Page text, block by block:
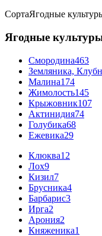
СортаЯгодные
Ягодные
Смородина463
Земляника,
Малина174
Жимолость145
Крыжовник107
Актинидия74
Голубика68
Ежевика29
Клюква12
Лох9
Кизил7
Брусника4
Барбарис3
Ирга2
Арония2
Княженика1